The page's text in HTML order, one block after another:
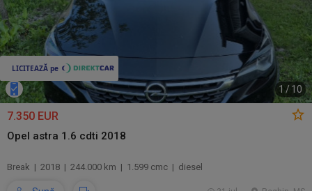
1 / 10
7.350 EUR
Opel astra 1.6 cdti 2018
Break | 2018 | 244.000 km | 1.599 cmc | diesel